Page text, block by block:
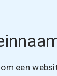
om een